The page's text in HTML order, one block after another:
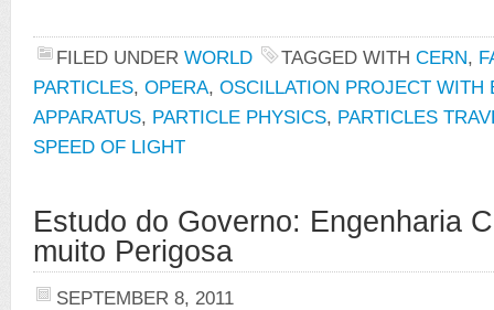
FILED UNDER WORLD TAGGED WITH CERN,
PARTICLES, OPERA, OSCILLATION PROJECT WITH
APPARATUS, PARTICLE PHYSICS, PARTICLES
SPEED OF LIGHT
Estudo do Governo: Engenharia
muito Perigosa
SEPTEMBER 8, 2011